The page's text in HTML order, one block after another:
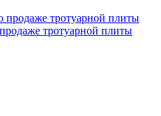
тротуарной плиты